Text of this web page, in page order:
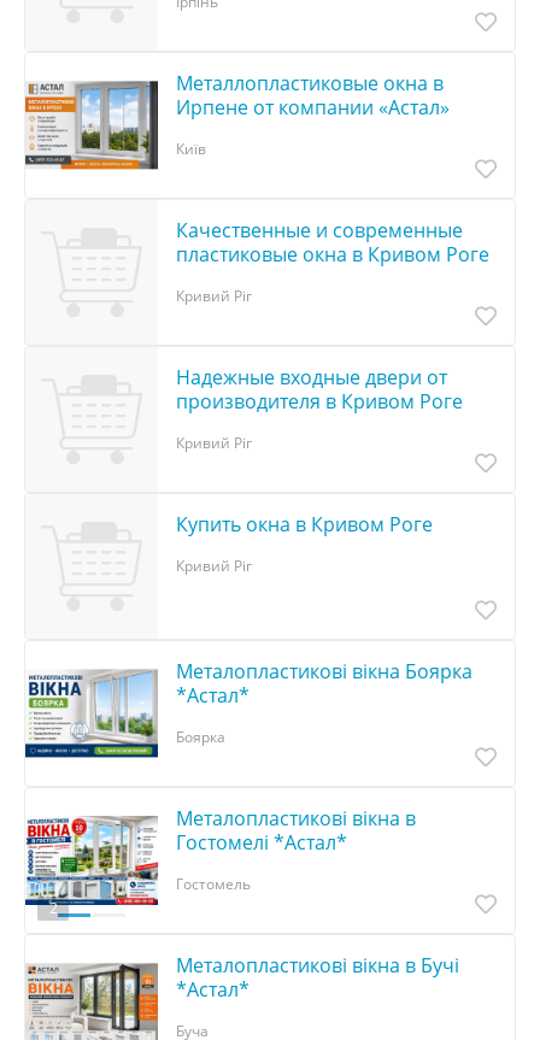
Металлопластиковые окна в
Ирпене от компании «Астал»
Київ
Качественные и современные
пластиковые окна в Кривом Роге
Кривий Ріг
Надежные входные двери от
производителя в Кривом Роге
Кривий Ріг
Купить окна в Кривом Роге
Кривий Ріг
Металопластикові вікна Боярка
*Астал*
Боярка
2
Металопластикові вікна в
Гостомелі *Астал*
Гостомель
Металопластикові вікна в Бучі
*Астал*
Буча